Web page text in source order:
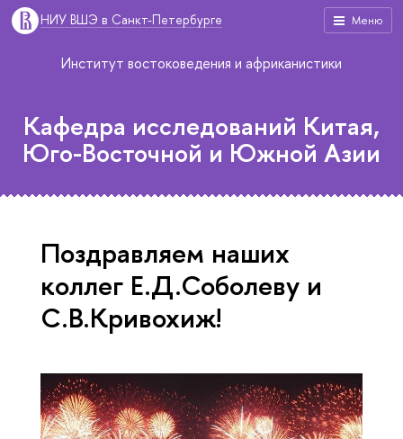
Меню
НИУ ВШЭ в Санкт-Петербурге
Институт востоковедения и африканистики
Кафедра исследований Китая,
Юго-Восточной и Южной Азии
Поздравляем наших
коллег Е.Д.Соболеву и
С.В.Кривохиж!